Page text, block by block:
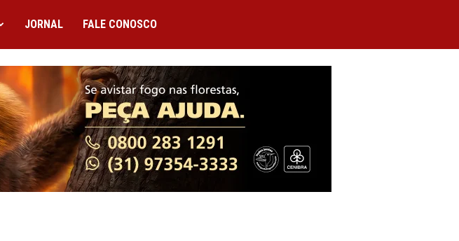
JORNAL FALE CONOSCO